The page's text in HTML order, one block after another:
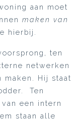
aan moet
maken van
hierbij.
ten
netwerken
maken. Hij staat
Ten
een intern
staan alle